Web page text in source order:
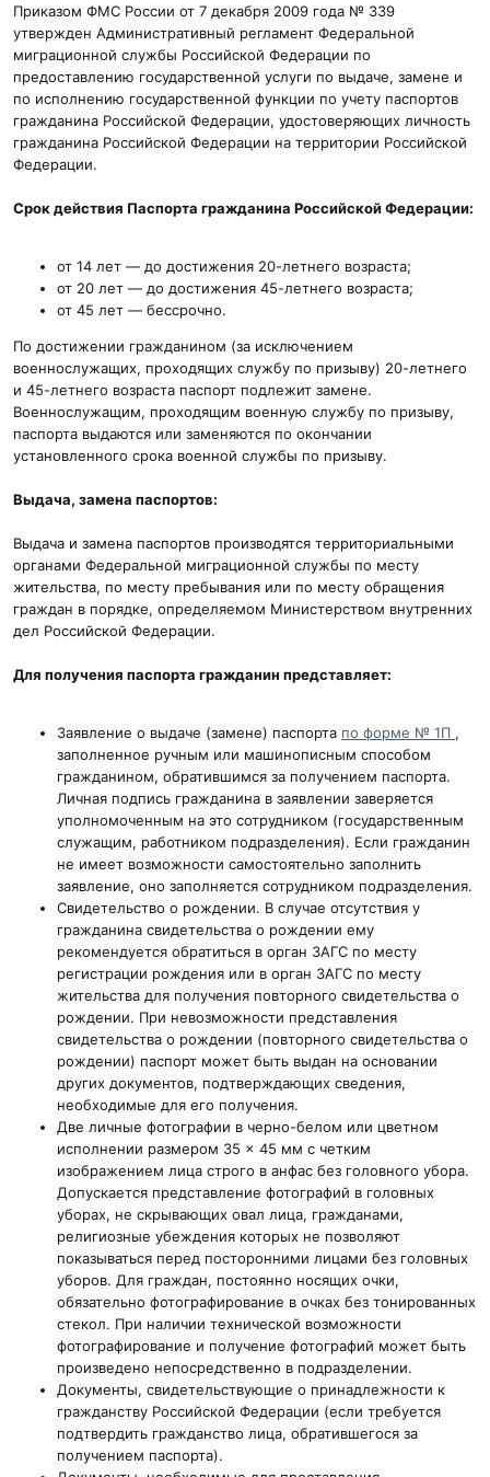
Приказом ФМС России от 7 декабря 2009 года № 339
утвержден Административный регламент Федеральной
миграционной службы Российской Федерации по
предоставлению государственной услуги по выдаче, замене и
по исполнению государственной функции по учету паспортов
гражданина Российской Федерации, удостоверяющих личность
гражданина Российской Федерации на территории Российской
Федерации.
Срок действия Паспорта гражданина Российской Федерации:
от 14 лет — до достижения 20-летнего возраста;
от 20 лет — до достижения 45-летнего возраста;
от 45 лет — бессрочно.
По достижении гражданином (за исключением
военнослужащих, проходящих службу по призыву) 20-летнего
и 45-летнего возраста паспорт подлежит замене.
Военнослужащим, проходящим военную службу по призыву,
паспорта выдаются или заменяются по окончании
установленного срока военной службы по призыву.
Выдача, замена паспортов:
Выдача и замена паспортов производятся территориальными
органами Федеральной миграционной службы по месту
жительства, по месту пребывания или по месту обращения
граждан в порядке, определяемом Министерством внутренних
дел Российской Федерации.
Для получения паспорта гражданин представляет:
Заявление о выдаче (замене) паспорта по форме № 1П ,
заполненное ручным или машинописным способом
гражданином, обратившимся за получением паспорта.
Личная подпись гражданина в заявлении заверяется
уполномоченным на это сотрудником (государственным
служащим, работником подразделения). Если гражданин
не имеет возможности самостоятельно заполнить
заявление, оно заполняется сотрудником подразделения.
Свидетельство о рождении. В случае отсутствия у
гражданина свидетельства о рождении ему
рекомендуется обратиться в орган ЗАГС по месту
регистрации рождения или в орган ЗАГС по месту
жительства для получения повторного свидетельства о
рождении. При невозможности представления
свидетельства о рождении (повторного свидетельства о
рождении) паспорт может быть выдан на основании
других документов, подтверждающих сведения,
необходимые для его получения.
Две личные фотографии в черно-белом или цветном
исполнении размером 35 × 45 мм с четким
изображением лица строго в анфас без головного убора.
Допускается представление фотографий в головных
уборах, не скрывающих овал лица, гражданами,
религиозные убеждения которых не позволяют
показываться перед посторонними лицами без головных
уборов. Для граждан, постоянно носящих очки,
обязательно фотографирование в очках без тонированных
стекол. При наличии технической возможности
фотографирование и получение фотографий может быть
произведено непосредственно в подразделении.
Документы, свидетельствующие о принадлежности к
гражданству Российской Федерации (если требуется
подтвердить гражданство лица, обратившегося за
получением паспорта).